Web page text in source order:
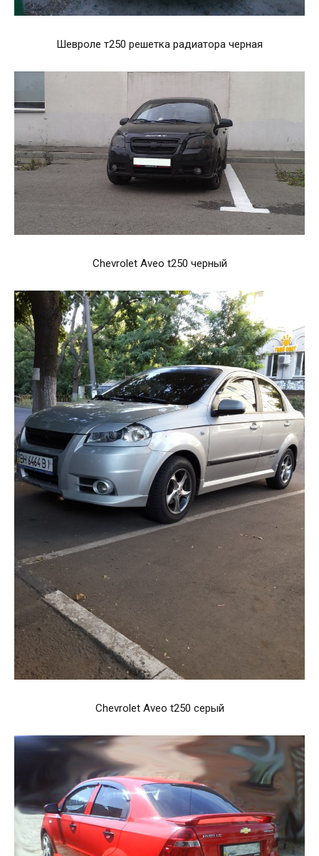
Шевроле т250 решетка радиатора черная
Chevrolet Aveo t250 черный
Chevrolet Aveo t250 серый